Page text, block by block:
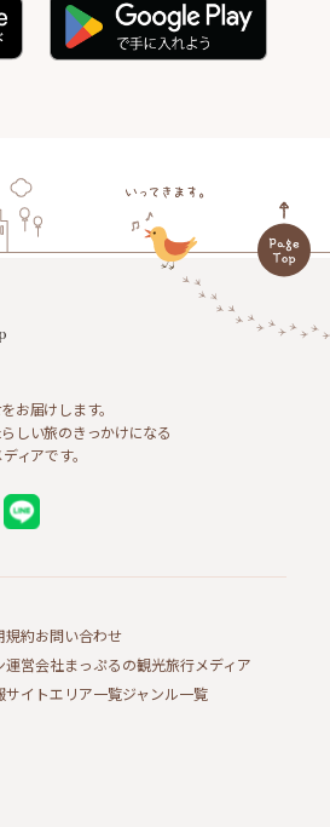
お届けします。
しい旅のきっかけになる
ィアです。
規約お問い合わせ
運営会社まっぷるの観光旅行メディア
サイトエリア一覧ジャンル一覧